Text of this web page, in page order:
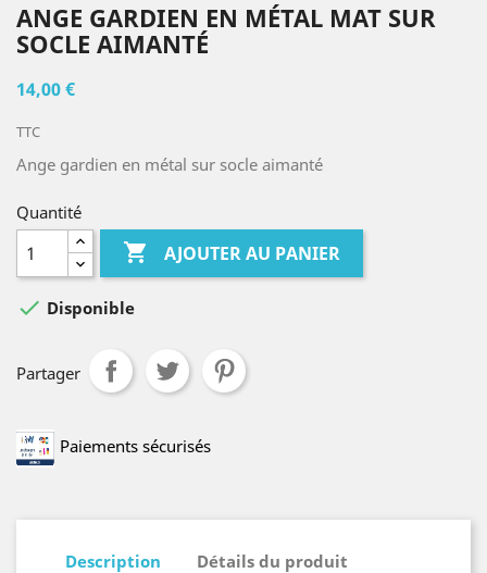
ANGE GARDIEN EN MÉTAL MAT SUR
SOCLE AIMANTÉ
14,00 €
TTC
Ange gardien en métal sur socle aimanté
Quantité
 AJOUTER AU PANIER
 Disponible
Partager
Paiements sécurisés
Description Détails du produit